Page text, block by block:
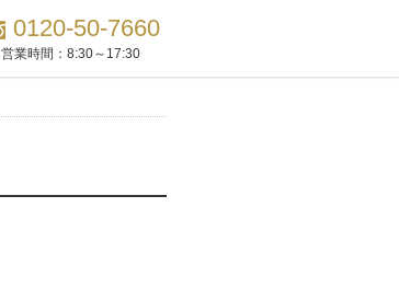
0120-50-7660
営業時間： 8:30～17:30